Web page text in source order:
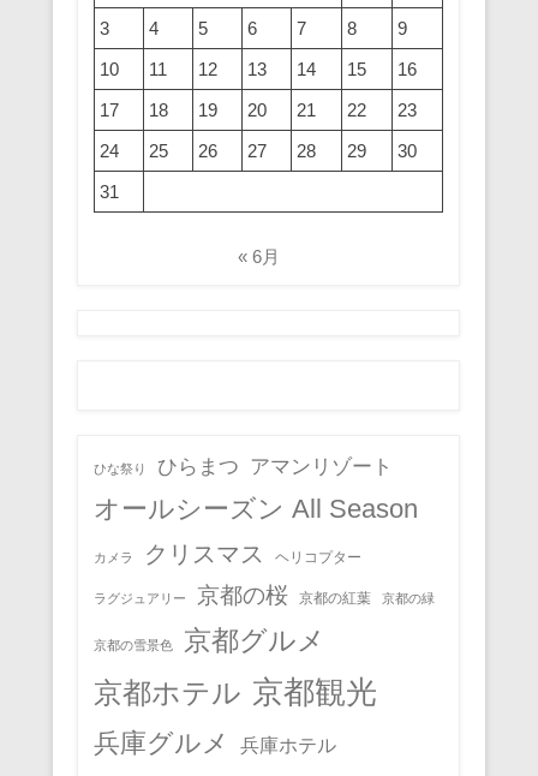
3
4 5 6 7 8
9
10
11 12 13 14 15
16
17
18 19 20 21 22
23
24
25 26 27 28 29
30
31
« 6月
ひな祭り ひらまつ アマンリゾート
オールシーズン All Season
カメラ クリスマス ヘリコプター
ラグジュアリー 京都の桜 京都の紅葉 京都の緑
京都の雪景色 京都グルメ
京都ホテル 京都観光
兵庫グルメ 兵庫ホテル